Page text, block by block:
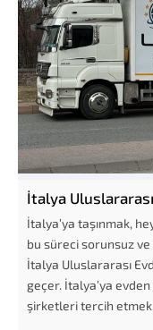
İtalya
İtalya’ya taşınmak,
bu süreci sorunsuz
İtalya Uluslararası
geçer. İtalya’ya
şirketleri tercih etmek,